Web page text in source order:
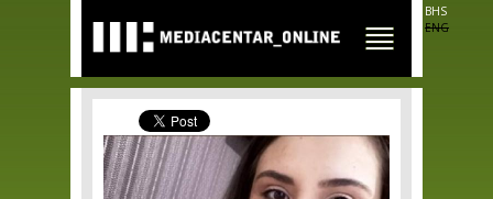
main
content
BHS
ENG